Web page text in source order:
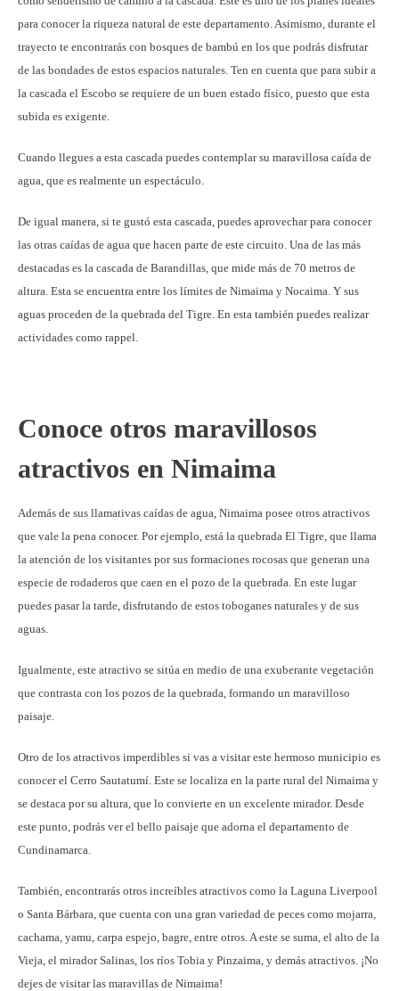
para conocer la riqueza natural de este departamento. Asimismo, durante el
trayecto te encontrarás con bosques de bambú en los que podrás disfrutar
de las bondades de estos espacios naturales. Ten en cuenta que para subir a
la cascada el Escobo se requiere de un buen estado físico, puesto que esta
subida es exigente.
Cuando llegues a esta cascada puedes contemplar su maravillosa caída de
agua, que es realmente un espectáculo.
De igual manera, si te gustó esta cascada, puedes aprovechar para conocer
las otras caídas de agua que hacen parte de este circuito. Una de las más
destacadas es la cascada de Barandillas, que mide más de 70 metros de
altura. Esta se encuentra entre los límites de Nimaima y Nocaima. Y sus
aguas proceden de la quebrada del Tigre. En esta también puedes realizar
actividades como rappel.
Conoce otros maravillosos
atractivos en Nimaima
Además de sus llamativas caídas de agua, Nimaima posee otros atractivos
que vale la pena conocer. Por ejemplo, está la quebrada El Tigre, que llama
la atención de los visitantes por sus formaciones rocosas que generan una
especie de rodaderos que caen en el pozo de la quebrada. En este lugar
puedes pasar la tarde, disfrutando de estos toboganes naturales y de sus
aguas.
Igualmente, este atractivo se sitúa en medio de una exuberante vegetación
que contrasta con los pozos de la quebrada, formando un maravilloso
paisaje.
Otro de los atractivos imperdibles si vas a visitar este hermoso municipio es
conocer el Cerro Sautatumí. Este se localiza en la parte rural del Nimaima y
se destaca por su altura, que lo convierte en un excelente mirador. Desde
este punto, podrás ver el bello paisaje que adorna el departamento de
Cundinamarca.
También, encontrarás otros increíbles atractivos como la Laguna Liverpool
o Santa Bárbara, que cuenta con una gran variedad de peces como mojarra,
cachama, yamu, carpa espejo, bagre, entre otros. A este se suma, el alto de la
Vieja, el mirador Salinas, los ríos Tobia y Pinzaima, y demás atractivos. ¡No
dejes de visitar las maravillas de Nimaima!